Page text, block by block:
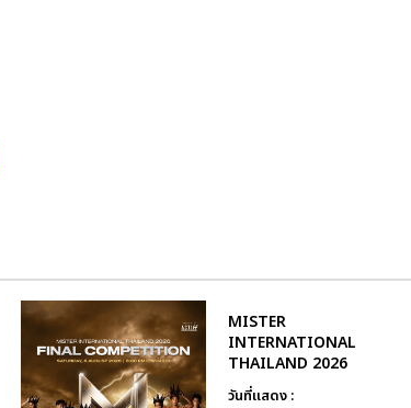
MISTER
INTERNATIONAL
THAILAND 2026
วันที่แสดง :